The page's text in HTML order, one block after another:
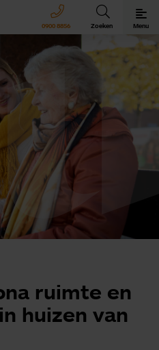
0900 8856 Zoeken Menu
ruimte en
huizen van